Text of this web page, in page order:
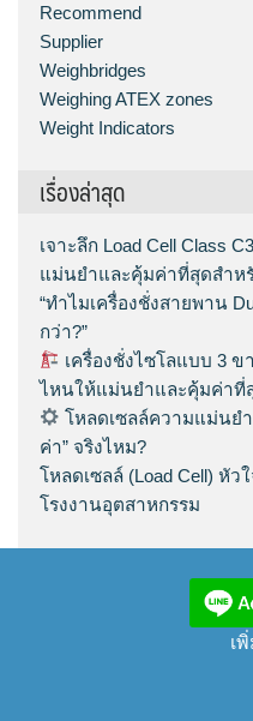
Recommend
Supplier
Weighbridges
Weighing ATEX zones
Weight Indicators
เรื่องล่าสุด
เจาะลึก Load Cell Class
แม่นยำและคุ้มค่าที่สุดสำห
“ทำไมเครื่องชั่งสายพาน
กว่า?”
เครื่องชั่งไซโลแบบ 3
ไหนให้แม่นยำและคุ้มค่าที่
โหลดเซลล์ความแม่นย
ค่า” จริงไหม?
โหลดเซลล์ (Load Cell) หั
โรงงานอุตสาหกรรม
เ